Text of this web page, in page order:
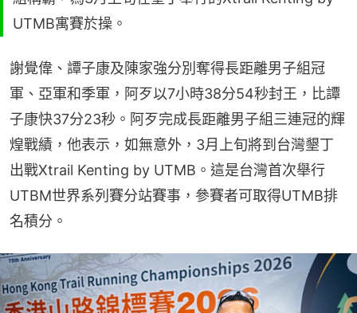
UTMB寓賽於操。
謝覺偉、譚子康及陳家強分別奪得長距離男子組冠
軍、亞軍和季軍，阿歹以7小時38分54秒封王，比譚
子康快37分23秒。阿歹完成長距離男子組三連冠的輝
煌戰績，他表示，如無意外，3月上旬將到台灣墾丁
出戰Xtrail Kenting by UTMB。這是台灣首次舉行
UTBM世界系列賽分站賽事，參賽者可取得UTMB排
名積分。